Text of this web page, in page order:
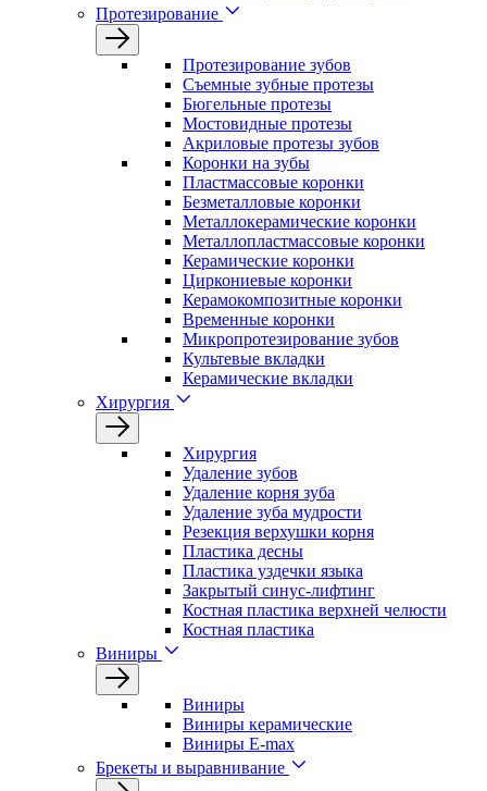
Протезирование
Протезирование зубов
Съемные зубные протезы
Бюгельные протезы
Мостовидные протезы
Акриловые протезы зубов
Коронки на зубы
Пластмассовые коронки
Безметалловые коронки
Металлокерамические коронки
Металлопластмассовые коронки
Керамические коронки
Циркониевые коронки
Керамокомпозитные коронки
Временные коронки
Микропротезирование зубов
Культевые вкладки
Керамические вкладки
Хирургия
Хирургия
Удаление зубов
Удаление корня зуба
Удаление зуба мудрости
Резекция верхушки корня
Пластика десны
Пластика уздечки языка
Закрытый синус-лифтинг
Костная пластика верхней челюсти
Костная пластика
Виниры
Виниры
Виниры керамические
Виниры E-max
Брекеты и выравнивание